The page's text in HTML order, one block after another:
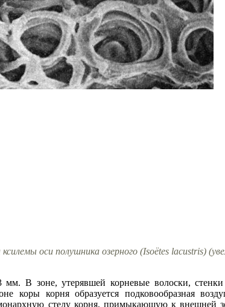
оси полушника озерного (Isoёtes lacustris)
мм. В зоне, утерявшей корневые волоски,
коры корня образуется подковообразная
стелу корня, примыкающую к внешней